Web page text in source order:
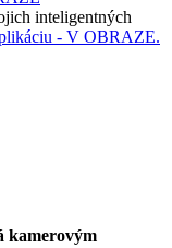
inteligentných
- V OBRAZE.
kamerovým